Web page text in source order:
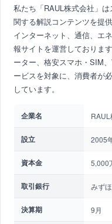
私たち「RAUL株式会社」
関する解説コンテンツを提
インターネット、通信、エ
報サイトを運営しておりま
ーター、格安スマホ・SIM
ービスを対象に、消費者が
しています。
企業名
設立 2005
資本金 5,000
取引銀行 みず
決算期 9月